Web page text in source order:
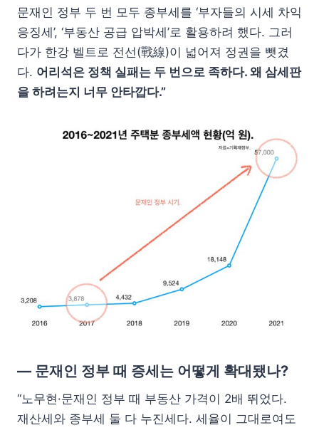
문재인 정부 두 번 모두 종부세를 ‘부자들의 시세 차익
응징세’, ‘부동산 공급 압박세’로 활용하려 했다. 그러
다가 한강 벨트로 전선(戰線)이 넓어져 정권을 뺏겼
다. 어리석은 정책 실패는 두 번으로 족하다. 왜 삼세판
을 하려는지 너무 안타깝다.”
— 문재인 정부 때 증세는 어떻게 확대됐나?
“노무현·문재인 정부 때 부동산 가격이 2배 뛰었다.
재산세와 종부세 둘 다 누진세다. 세율이 그대로여도